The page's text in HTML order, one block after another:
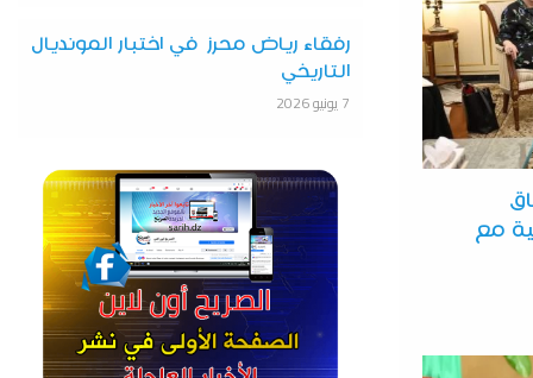
مع
رفقاء رياض محرز في اختبار المونديال
التاريخي
7 يونيو 2026